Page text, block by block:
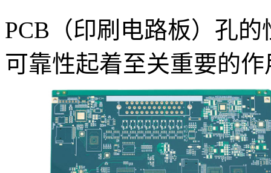
PCB（印刷电路板）孔
可靠性起着至关重要的作